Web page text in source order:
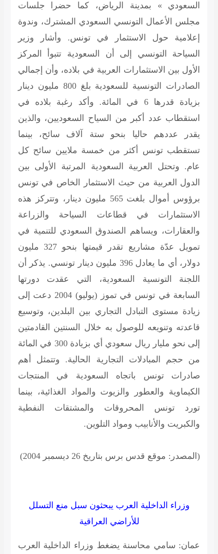
السعودي » بمدينة الرياض، كما حضرا جلسات
مجلس الأعمال التونسي السعودي المشترك، وندوة
إعلامية حول الاستثمار في تونس. وأشار وزير
السياحة التونسي إلى أن السعودية تتبوأ المركز
الأول بين الاستثمارات العربية في بلاده، وأن إجمالي
الصادرات التونسية للسعودية بلغ 800 مليون دينار
بزيادة قدرها 6 في المائة. وأكد رغبة بلاده في
استقطاب عدد أكبر من السياح السعوديين، والذين
يقدر عددهم حاليا بنحو ستة آلاف سائح، بينما
تستقطب تونس أكثر من خمسة ملايين سائح كل
عام. وتحتل العربية السعودية المرتبة الأولى بين
الدول العربية من حيث الاستثمار الخاص في تونس
برؤوس أموال بلغت 565 مليون دينار، وتتركز هذه
الاستثمارات في قطاعات السياحة والزراعة
والعقارات، ويساهم الصندوق السعودي للتنمية في
تمويل عدّة مشاريع تقدر قيمتها بنحو 327 مليون
دولار، أي ما يعادل 396 مليون دينار تونسي. يذكر أن
اللجنة التونسية السعودية، التي عقدت دورتها
السابعة في تونس في تموز (يوليو) 2004 دعت إلى
زيادة مستوى التبادل التجاري بين البلدين، وتوسيع
قاعدته وتنويعه للوصول به خلال السنتين القادمتين
إلى نحو مليار ريال سعودي أي بزيادة 300 في المائة
من حجم المبادلات التجارية الحالية. وتتمثل أهم
صادرات تونس باتجاه السعودية في المنتجات
الكيماوية والعطور والزيوت والمواد الغذائية، بينما
تورد تونس المحروقات والمشتقات النفطية
والكبريت والأنابيب ومواد التلوين.
(المصدر: موقع قدس برس بتاريخ 26 ديسمبر 2004)
وزراء الداخلية العرب يبحثون سبل منع التسلل
للأراضي العراقية
عمان: سامي محاسنة يضغط وزراء الداخلية العرب